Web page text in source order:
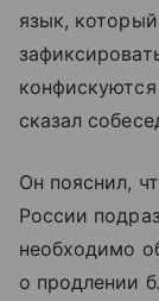
язык,
сказал
Он пояснил,
России
необходимо
о продлении